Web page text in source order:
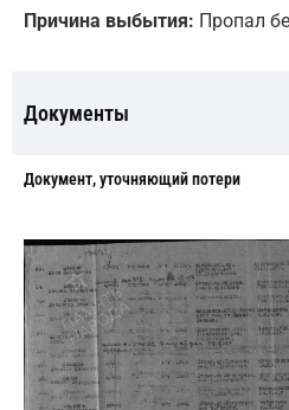
Причина выбытия: Пропал
Документы
Документ, уточняющий потери